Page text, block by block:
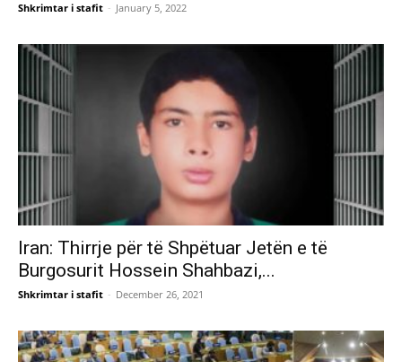
Shkrimtar i stafit - January 5, 2022
Iran: Thirrje për të Shpëtuar Jetën e të
Burgosurit Hossein Shahbazi,...
Shkrimtar i stafit - December 26, 2021